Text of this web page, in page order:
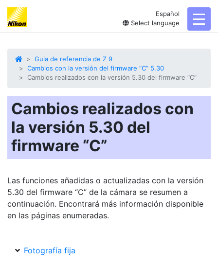
Español
Select language
Guia de referencia de Z 9
Cambios con la versión del firmware “C” 5.30
Cambios realizados con la versión 5.30 del firmware “C”
Cambios realizados con
la versión 5.30 del
firmware “C”
Las funciones añadidas o actualizadas con la versión
5.30 del firmware “C” de la cámara se resumen a
continuación. Encontrará más información disponible
en las páginas enumeradas.
Fotografía fija